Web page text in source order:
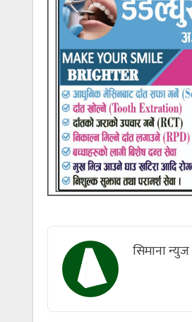
सिमाना न्युज